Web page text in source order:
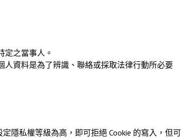
定之當事人。
資料是為了辨識、聯絡或採取法律行動所必要
隱私權等級為高，即可拒絕 Cookie 的寫入，但可